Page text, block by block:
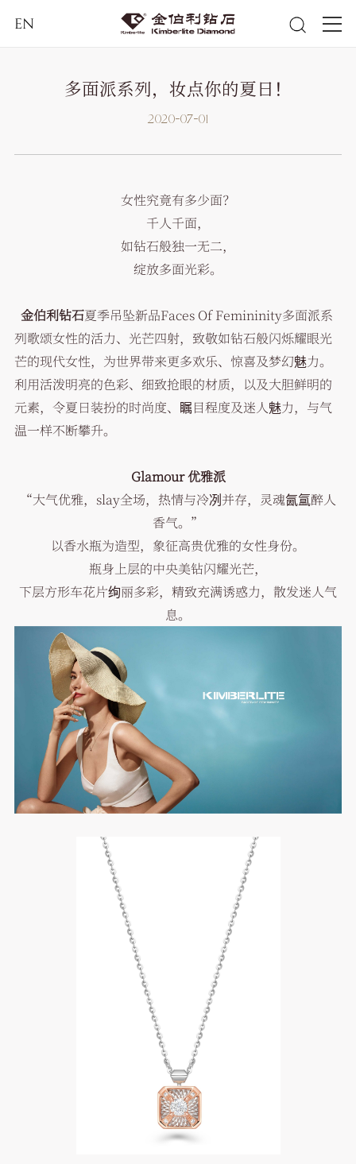
EN
多面派系列，妆点你的夏日！
2020-07-01
女性究竟有多少面？
千人千面，
如钻石般独一无二，
绽放多面光彩。
金伯利钻石夏季吊坠新品Faces Of Femininity多面派系
列歌颂女性的活力、光芒四射，致敬如钻石般闪烁耀眼光
芒的现代女性，为世界带来更多欢乐、惊喜及梦幻魅力。
利用活泼明亮的色彩、细致抢眼的材质，以及大胆鲜明的
元素，令夏日装扮的时尚度、瞩目程度及迷人魅力，与气
温一样不断攀升。
Glamour 优雅派
“大气优雅，slay全场，热情与冷冽并存，灵魂氤氲醉人
香气。”
以香水瓶为造型，象征高贵优雅的女性身份。
瓶身上层的中央美钻闪耀光芒，
下层方形车花片绚丽多彩，精致充满诱惑力，散发迷人气
息。